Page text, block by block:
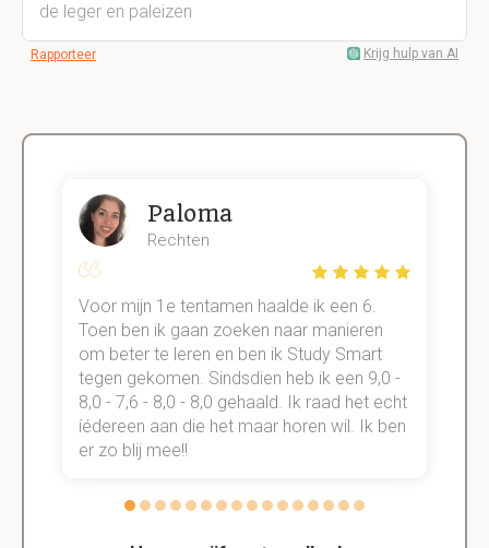
de leger en paleizen
Rapporteer Krijg hulp van AI
Paloma
Rechten
Voor mijn 1e tentamen haalde ik een 6.
Toen ben ik gaan zoeken naar manieren
om beter te leren en ben ik Study Smart
tegen gekomen. Sindsdien heb ik een 9,0 -
8,0 - 7,6 - 8,0 - 8,0 gehaald. Ik raad het echt
íédereen aan die het maar horen wil. Ik ben
er zo blij mee!!